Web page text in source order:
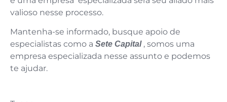
valioso nesse processo.
Mantenha-se informado, busque apoio de
especialistas como a Sete Capital, somos uma
empresa especializada nesse assunto e podemos
te ajudar.